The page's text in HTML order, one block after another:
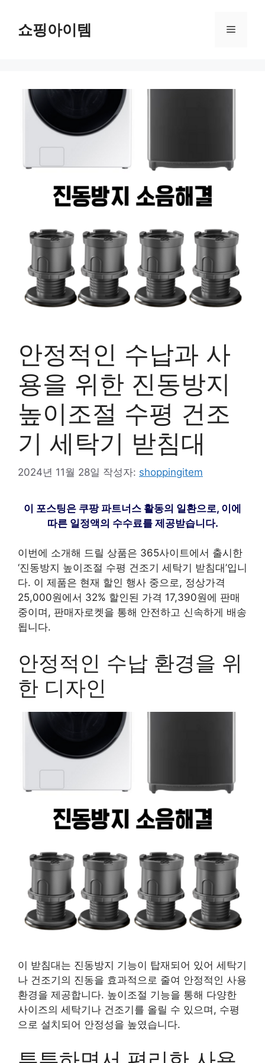
쇼핑아이템 메
안정적인 수납과 사
용을 위한 진동방지
높이조절 수평 건조
기 세탁기 받침대
2024년 11월 28일 작성자: shoppingitem
이 포스팅은 쿠팡 파트너스 활동의 일환으로, 이에
따른 일정액의 수수료를 제공받습니다.
이번에 소개해 드릴 상품은 365사이트에서 출시한
‘진동방지 높이조절 수평 건조기 세탁기 받침대’입니
다. 이 제품은 현재 할인 행사 중으로, 정상가격
25,000원에서 32% 할인된 가격 17,390원에 판매
중이며, 판매자로켓을 통해 안전하고 신속하게 배송
됩니다.
안정적인 수납 환경을 위
한 디자인
이 받침대는 진동방지 기능이 탑재되어 있어 세탁기
나 건조기의 진동을 효과적으로 줄여 안정적인 사용
환경을 제공합니다. 높이조절 기능을 통해 다양한
사이즈의 세탁기나 건조기를 올릴 수 있으며, 수평
으로 설치되어 안정성을 높였습니다.